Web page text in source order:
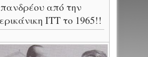
από την
ITT το 1965!!